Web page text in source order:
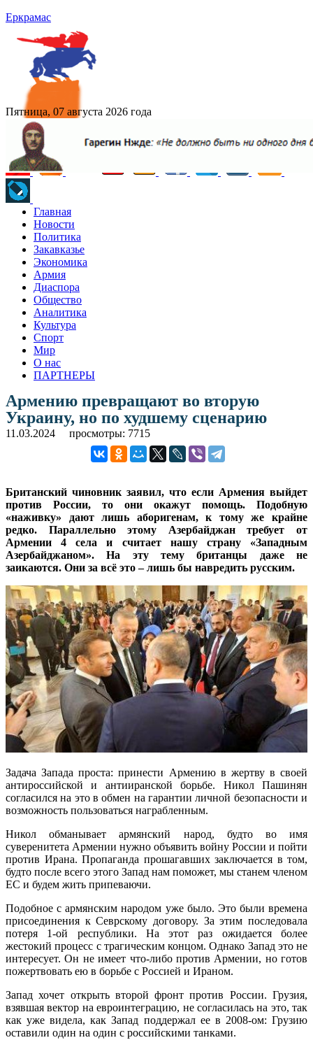
Еркрамас
Пятница, 07 августа 2026 года
Главная
Новости
Политика
Закавказье
Экономика
Армия
Диаспора
Общество
Аналитика
Культура
Спорт
Мир
О нас
ПАРТНЕРЫ
Армению превращают во вторую
Украину, но по худшему сценарию
11.03.2024 просмотры: 7715
Британский чиновник заявил, что если Армения выйдет
против России, то они окажут помощь. Подобную
«наживку» дают лишь аборигенам, к тому же крайне
редко. Параллельно этому Азербайджан требует от
Армении 4 села и считает нашу страну «Западным
Азербайджаном». На эту тему британцы даже не
заикаются. Они за всё это – лишь бы навредить русским.
Задача Запада проста: принести Армению в жертву в своей
антироссийской и антииранской борьбе. Никол Пашинян
согласился на это в обмен на гарантии личной безопасности и
возможность пользоваться награбленным.
Никол обманывает армянский народ, будто во имя
суверенитета Армении нужно объявить войну России и пойти
против Ирана. Пропаганда прошагавших заключается в том,
будто после всего этого Запад нам поможет, мы станем членом
ЕС и будем жить припеваючи.
Подобное с армянским народом уже было. Это были времена
присоединения к Севрскому договору. За этим последовала
потеря 1-ой республики. На этот раз ожидается более
жестокий процесс с трагическим концом. Однако Запад это не
интересует. Он не имеет что-либо против Армении, но готов
пожертвовать ею в борьбе с Россией и Ираном.
Запад хочет открыть второй фронт против России. Грузия,
взявшая вектор на евроинтеграцию, не согласилась на это, так
как уже видела, как Запад поддержал ее в 2008-ом: Грузию
оставили один на один с российскими танками.